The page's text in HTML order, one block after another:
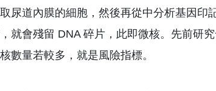
尿道內膜的細胞，然後再從中分析基因印
就會殘留 DNA 碎片，此即微核。先前研
數量若較多，就是風險指標。